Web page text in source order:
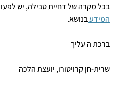
בכל מקרה של דחיית טבילה, יש
המידעבנושא.
ברכת ה עליך
שרית-חן קרויטורו, יועצת הלכה